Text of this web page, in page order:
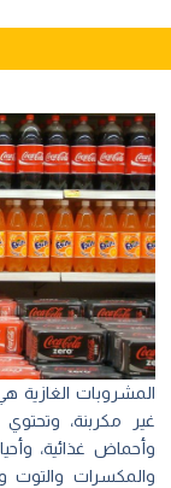
المشروبات الغازية
غير مكربنة،
وأحماض غذائية،
والمكسرات والتوت